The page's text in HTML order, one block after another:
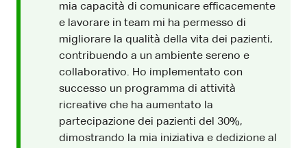
mia capacità di comunicare efficacemente
e lavorare in team mi ha permesso di
migliorare la qualità della vita dei pazienti,
contribuendo a un ambiente sereno e
collaborativo. Ho implementato con
successo un programma di attività
ricreative che ha aumentato la
partecipazione dei pazienti del 30%,
dimostrando la mia iniziativa e dedizione al